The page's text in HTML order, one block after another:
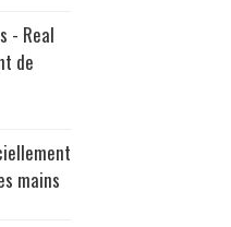
- Real
de
mains